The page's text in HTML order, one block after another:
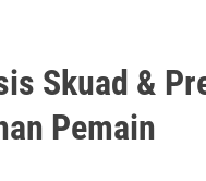
Skuad &
Pemain